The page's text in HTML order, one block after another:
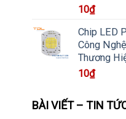
10₫
Chip LED
Công
Thương
10₫
BÀI VIẾT – TIN